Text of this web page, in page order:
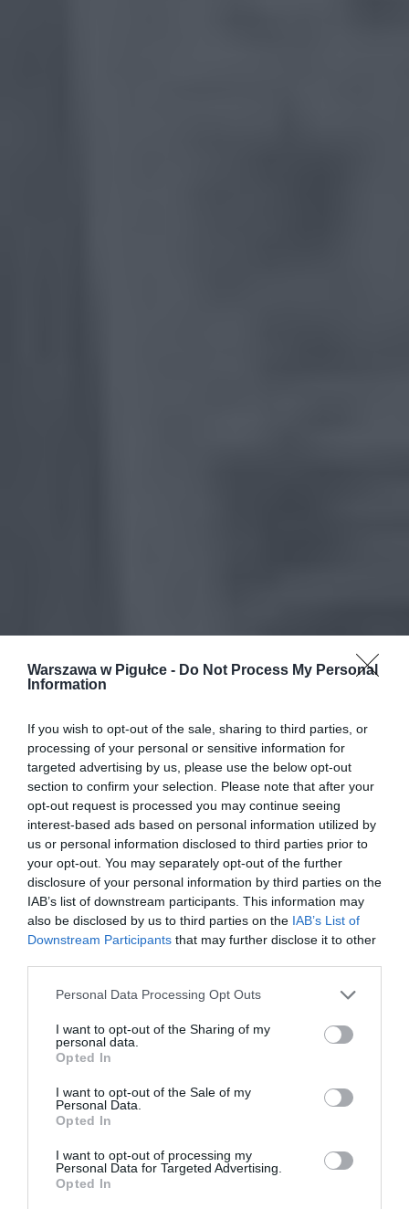
Warszawa w Pigułce - Do Not Process My Personal
Information
If you wish to opt-out of the sale, sharing to third parties, or
processing of your personal or sensitive information for
targeted advertising by us, please use the below opt-out
section to confirm your selection. Please note that after your
opt-out request is processed you may continue seeing
interest-based ads based on personal information utilized by
us or personal information disclosed to third parties prior to
your opt-out. You may separately opt-out of the further
disclosure of your personal information by third parties on the
IAB’s list of downstream participants. This information may
also be disclosed by us to third parties on the IAB’s List of
Downstream Participants that may further disclose it to other
Personal Data Processing Opt Outs
I want to opt-out of the Sharing of my
personal data.
Opted In
I want to opt-out of the Sale of my
Personal Data.
Opted In
I want to opt-out of processing my
Personal Data for Targeted Advertising.
Opted In